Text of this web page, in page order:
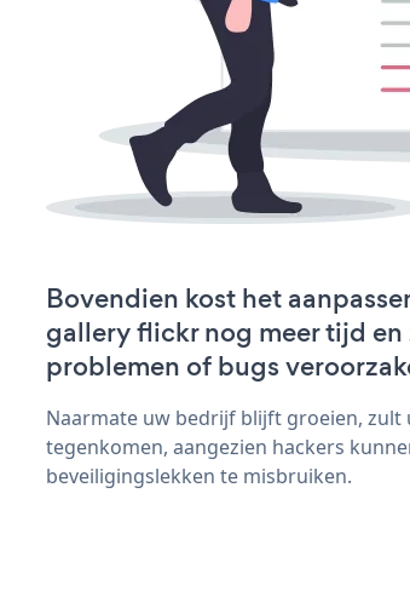
Bovendien kost het
gallery flickr nog meer tijd
problemen of bugs
Naarmate uw bedrijf blijft groeien,
tegenkomen, aangezien hackers
beveiligingslekken te misbruiken.